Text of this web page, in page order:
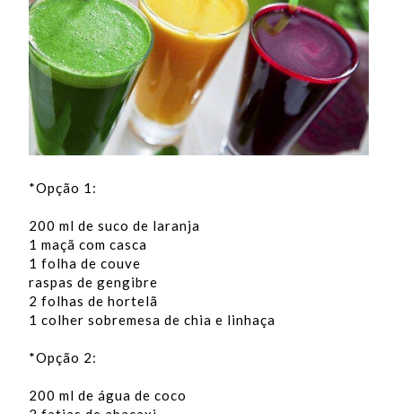
*Opção 1:
200 ml de suco de laranja
1 maçã com casca
1 folha de couve
raspas de gengibre
2 folhas de hortelã
1 colher sobremesa de chia e linhaça
*Opção 2:
200 ml de água de coco